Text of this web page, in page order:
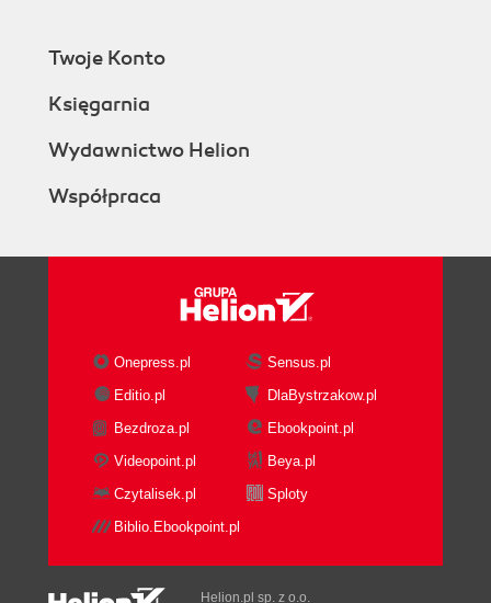
Twoje Konto
Księgarnia
Wydawnictwo Helion
Współpraca
Onepress.pl
Sensus.pl
Editio.pl
DlaBystrzakow.pl
Bezdroza.pl
Ebookpoint.pl
Videopoint.pl
Beya.pl
Czytalisek.pl
Sploty
Biblio.Ebookpoint.pl
Helion.pl sp. z o.o.